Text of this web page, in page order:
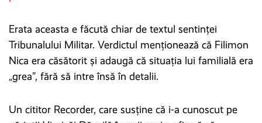
Erata aceasta e făcută chiar de textul sentinței
Tribunalului Militar. Verdictul menționează că Filimon
Nica era căsătorit și adaugă că situația lui familială era
„grea”, fără să intre însă în detalii.
Un cititor Recorder, care susține că i-a cunoscut pe